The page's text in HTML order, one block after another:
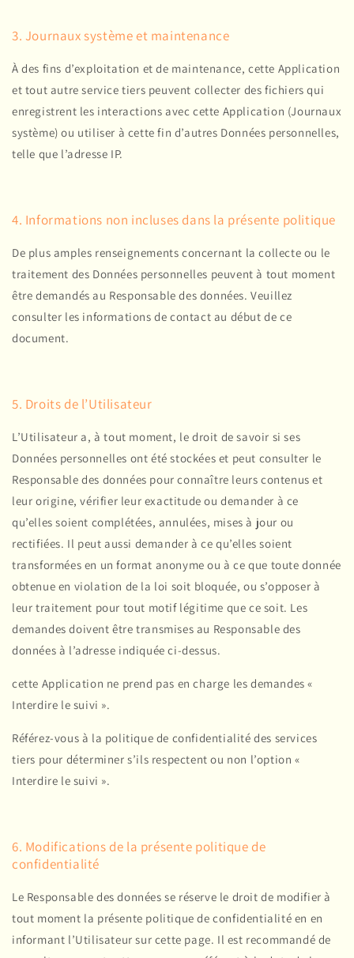
3. Journaux système et maintenance
À des fins d’exploitation et de maintenance, cette Application
et tout autre service tiers peuvent collecter des fichiers qui
enregistrent les interactions avec cette Application (Journaux
système) ou utiliser à cette fin d’autres Données personnelles,
telle que l’adresse IP.
4. Informations non incluses dans la présente politique
De plus amples renseignements concernant la collecte ou le
traitement des Données personnelles peuvent à tout moment
être demandés au Responsable des données. Veuillez
consulter les informations de contact au début de ce
document.
5. Droits de l’Utilisateur
L’Utilisateur a, à tout moment, le droit de savoir si ses
Données personnelles ont été stockées et peut consulter le
Responsable des données pour connaître leurs contenus et
leur origine, vérifier leur exactitude ou demander à ce
qu’elles soient complétées, annulées, mises à jour ou
rectifiées. Il peut aussi demander à ce qu’elles soient
transformées en un format anonyme ou à ce que toute donnée
obtenue en violation de la loi soit bloquée, ou s’opposer à
leur traitement pour tout motif légitime que ce soit. Les
demandes doivent être transmises au Responsable des
données à l’adresse indiquée ci-dessus.
cette Application ne prend pas en charge les demandes «
Interdire le suivi ».
Référez-vous à la politique de confidentialité des services
tiers pour déterminer s’ils respectent ou non l’option «
Interdire le suivi ».
6. Modifications de la présente politique de
confidentialité
Le Responsable des données se réserve le droit de modifier à
tout moment la présente politique de confidentialité en en
informant l’Utilisateur sur cette page. Il est recommandé de